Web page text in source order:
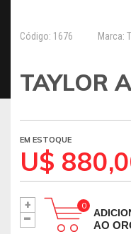
Código: 1676 Marca:
TAYLOR
EM ESTOQUE
U$
+
- AO